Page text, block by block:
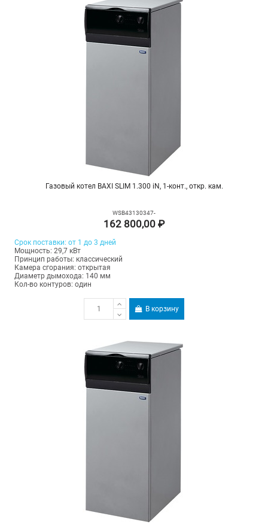
Газовый котел BAXI SLIM 1.300 iN, 1-конт., откр. кам.
WSB43130347-
162 800,00 ₽
Срок поставки: от 1 до 3 дней
Мощность: 29,7 кВт
Принцип работы: классический
Камера сгорания: открытая
Диаметр дымохода: 140 мм
Кол-во контуров: один
В корзину